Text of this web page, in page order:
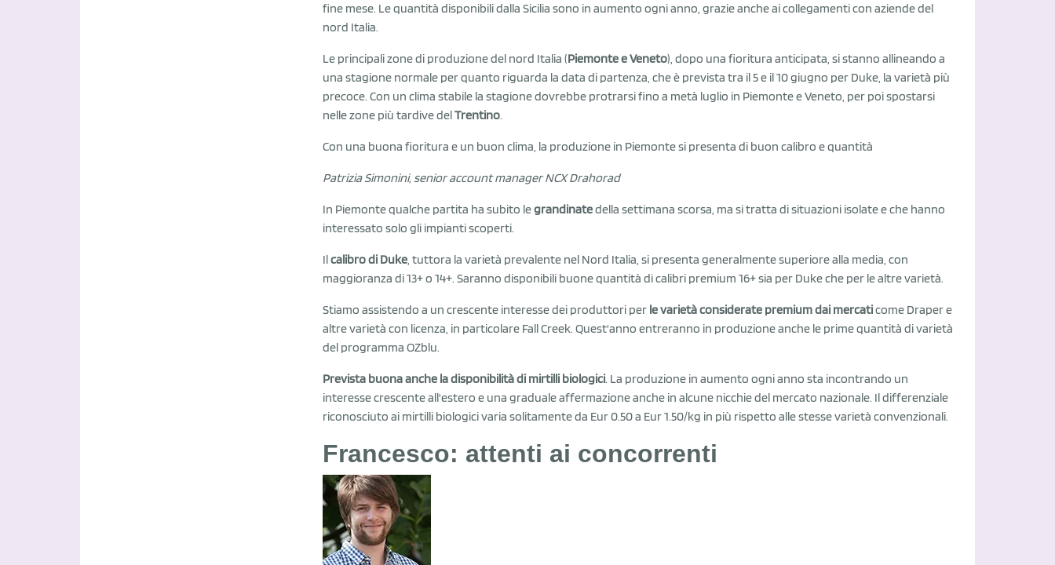
fine mese. Le quantità disponibili dalla Sicilia sono in aumento ogni anno, grazie anche ai collegamenti con aziende del
nord Italia.
Le principali zone di produzione del nord Italia (Piemonte e Veneto), dopo una fioritura anticipata, si stanno allineando a
una stagione normale per quanto riguarda la data di partenza, che è prevista tra il 5 e il 10 giugno per Duke, la varietà più
precoce. Con un clima stabile la stagione dovrebbe protrarsi fino a metà luglio in Piemonte e Veneto, per poi spostarsi
nelle zone più tardive delTrentino.
Con una buona fioritura e un buon clima, la produzione in Piemonte si presenta di buon calibro e quantità
Patrizia Simonini, senior account manager NCX Drahorad
In Piemonte qualche partita ha subito legrandinatedella settimana scorsa, ma si tratta di situazioni isolate e che hanno
interessato solo gli impianti scoperti.
Ilcalibro di Duke, tuttora la varietà prevalente nel Nord Italia, si presenta generalmente superiore alla media, con
maggioranza di 13+ o 14+. Saranno disponibili buone quantità di calibri premium 16+ sia per Duke che per le altre varietà.
Stiamo assistendo a un crescente interesse dei produttori per le varietà considerate premium dai mercaticome Draper e
altre varietà con licenza, in particolare Fall Creek. Quest'anno entreranno in produzione anche le prime quantità di varietà
del programma OZblu.
Prevista buona anche la disponibilità di mirtilli biologici. La produzione in aumento ogni anno sta incontrando un
interesse crescente all'estero e una graduale affermazione anche in alcune nicchie del mercato nazionale. Il differenziale
riconosciuto ai mirtilli biologici varia solitamente da Eur 0.50 a Eur 1.50/kg in più rispetto alle stesse varietà convenzionali.
Francesco: attenti ai concorrenti